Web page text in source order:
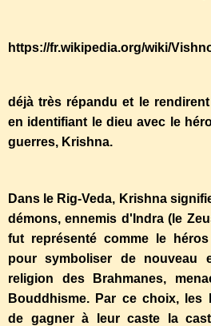
https://fr.wikipedia.org/wiki/
déjà très répandu et le
en identifiant le dieu avec le
guerres, Krishna.
Dans le Rig-Veda, Krishna
démons, ennemis d'Indra (le
fut représenté comme le
pour symboliser de nouveau
religion des Brahmanes,
Bouddhisme. Par ce choix, les
de gagner à leur caste la